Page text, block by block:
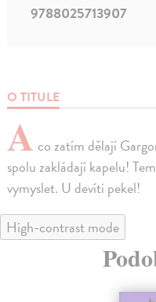
O TITULE
A co zatím dělají
spolu zakládají kapelu!
vymyslet. U devíti pekel!
9788025713907
High-contrast mode